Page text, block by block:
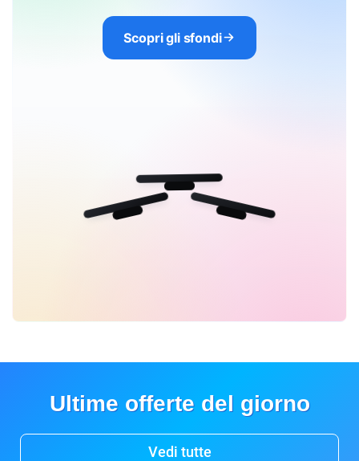
Scopri gli sfondi
Ultime offerte del giorno
Vedi tutte